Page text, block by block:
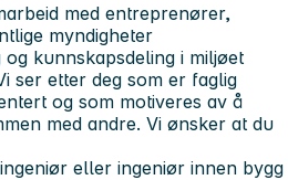
med entreprenører,
myndigheter
kunnskapsdeling i miljøet
etter deg som er faglig
og som motiveres av å
med andre. Vi ønsker at du
eller ingeniør innen bygg